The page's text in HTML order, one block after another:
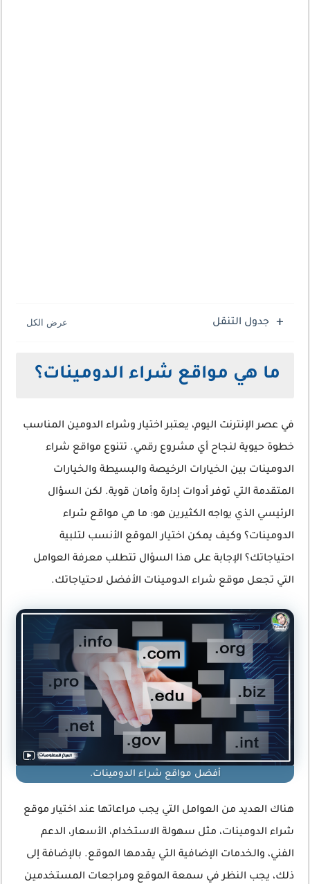
جدول التنقل
ما هي مواقع شراء الدومينات؟
في عصر الإنترنت اليوم، يعتبر اختيار وشراء الدومين المناسب
خطوة حيوية لنجاح أي مشروع رقمي. تتنوع مواقع شراء
الدومينات بين الخيارات الرخيصة والبسيطة والخيارات
المتقدمة التي توفر أدوات إدارة وأمان قوية. لكن السؤال
الرئيسي الذي يواجه الكثيرين هو: ما هي مواقع شراء
الدومينات؟ وكيف يمكن اختيار الموقع الأنسب لتلبية
احتياجاتك؟ الإجابة على هذا السؤال تتطلب معرفة العوامل
التي تجعل موقع شراء الدومينات الأفضل لاحتياجاتك.
أفضل مواقع شراء الدومينات.
هناك العديد من العوامل التي يجب مراعاتها عند اختيار موقع
شراء الدومينات، مثل سهولة الاستخدام، الأسعار، الدعم
الفني، والخدمات الإضافية التي يقدمها الموقع. بالإضافة إلى
ذلك، يجب النظر في سمعة الموقع ومراجعات المستخدمين